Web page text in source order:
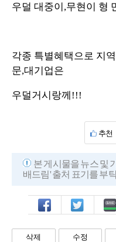
우덜 대중이,무현이 형
각종 특별혜택으로 지
문,대기업은
우덜거시랑께!!!
추천
본 게시물을 뉴스 및
배드림' 출처 표기를 부
페북 트윗 밴
삭제 수정